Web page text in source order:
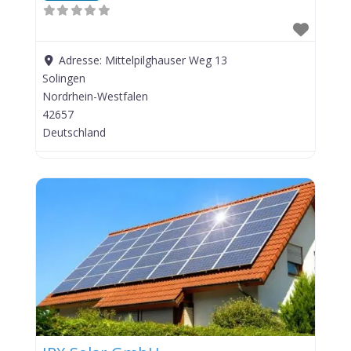
Adresse: Mittelpilghauser Weg 13
Solingen
Nordrhein-Westfalen
42657
Deutschland